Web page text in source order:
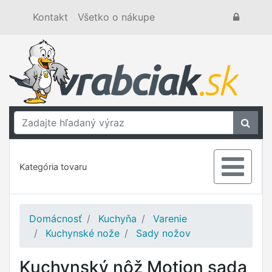
Kontakt Všetko o nákupe
Kategória tovaru
Domácnosť Kuchyňa
Varenie
Kuchynské nože
Sady nožov
Kuchynský nôž Motion sada